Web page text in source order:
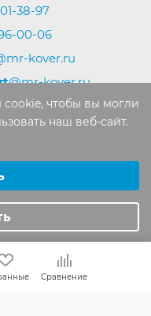
38-97
00-06
kover.ru
@mr-kover.ru
разрешения
Сравнение
cookie, чтобы вы могли
наш веб-сайт.